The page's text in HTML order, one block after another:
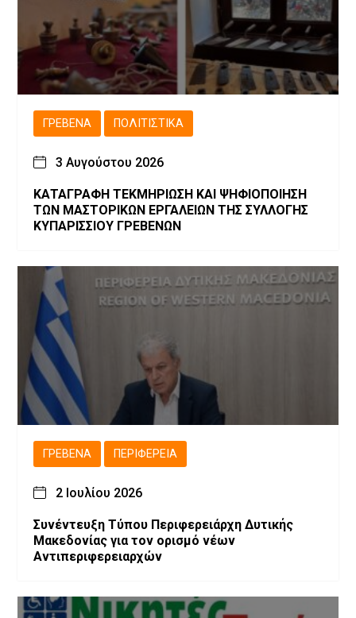
ΓΡΕΒΕΝΆ ΠΟΛΙΤΙΣΤΙΚΆ
3 Αυγούστου 2026
ΚΑΤΑΓΡΑΦΗ ΤΕΚΜΗΡΙΩΣΗ ΚΑΙ ΨΗΦΙΟΠΟΙΗΣΗ
ΤΩΝ ΜΑΣΤΟΡΙΚΩΝ ΕΡΓΑΛΕΙΩΝ ΤΗΣ ΣΥΛΛΟΓΗΣ
ΚΥΠΑΡΙΣΣΙΟΥ ΓΡΕΒΕΝΩΝ
ΓΡΕΒΕΝΆ ΠΕΡΙΦΈΡΕΙΑ
2 Ιουλίου 2026
Συνέντευξη Τύπου Περιφερειάρχη Δυτικής
Μακεδονίας για τον ορισμό νέων
Αντιπεριφερειαρχών